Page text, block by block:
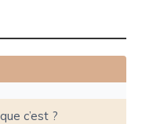
c’est ?